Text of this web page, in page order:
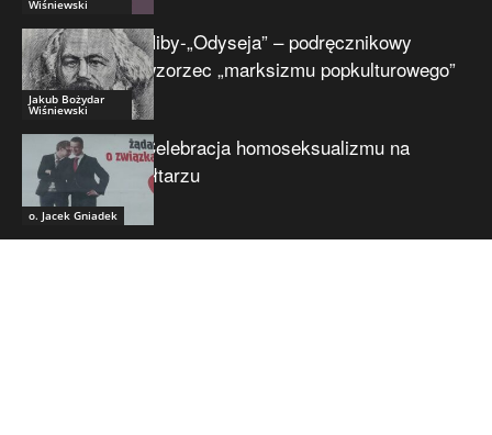
Wiśniewski
Jakub Bożydar
Wiśniewski
Niby-„Odyseja” – podręcznikowy
wzorzec „marksizmu popkulturowego”
o. Jacek Gniadek
Celebracja homoseksualizmu na
ołtarzu